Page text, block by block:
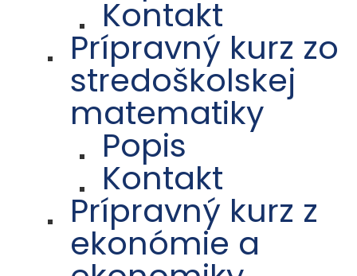
Kontakt
Prípravný kurz zo
stredoškolskej
matematiky
Popis
Kontakt
Prípravný kurz z
ekonómie a